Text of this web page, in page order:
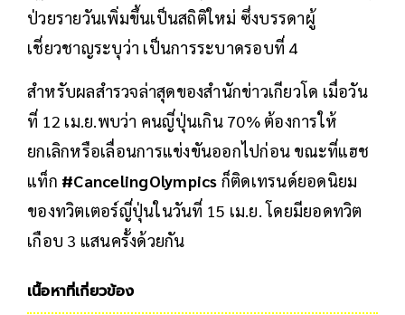
ป่วยรายวันเพิ่มขึ้นเป็นสถิติใหม่ ซึ่งบรรดาผู้
เชี่ยวชาญระบุว่า เป็นการระบาดรอบที่ 4
สำหรับผลสำรวจล่าสุดของสำนักข่าวเกียวโด เมื่อวัน
ที่ 12 เม.ย.พบว่า คนญี่ปุ่นเกิน 70% ต้องการให้
ยกเลิกหรือเลื่อนการแข่งขันออกไปก่อน ขณะที่แฮช
แท็ก #CancelingOlympics ก็ติดเทรนด์ยอดนิยม
ของทวิตเตอร์ญี่ปุ่นในวันที่ 15 เม.ย. โดยมียอดทวิต
เกือบ 3 แสนครั้งด้วยกัน
เนื้อหาที่เกี่ยวข้อง